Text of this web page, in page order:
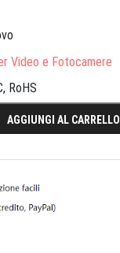
Video e Fotocamere
RoHS
AGGIUNGI AL CARRELLO